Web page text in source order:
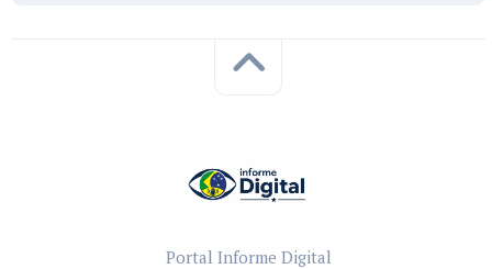
Portal Informe Digital